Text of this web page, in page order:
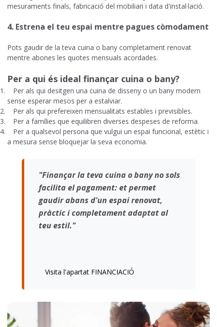
mesuraments finals, fabricació del mobiliari i data d'instal·lació.
4. Estrena el teu espai mentre pagues còmodament
Pots gaudir de la teva cuina o bany completament renovat
mentre abones les quotes mensuals acordades.
Per a qui és ideal finançar cuina o bany?
Per als qui desitgen una cuina de disseny o un bany modern
sense esperar mesos per a estalviar.
Per als qui prefereixen mensualitats estables i previsibles.
Per a famílies que equilibren diverses despeses de reforma.
Per a qualsevol persona que vulgui un espai funcional, estètic i
a mesura sense bloquejar la seva economia.
"Finançar la teva cuina o bany no sols
facilita el pagament: et permet
gaudir abans d'un espai renovat,
pràctic i completament adaptat al
teu estil."
Visita l'apartat FINANCIACIÓ